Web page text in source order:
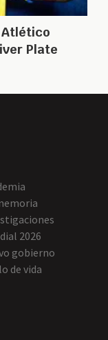
Atlético
Plate
2026
gobierno
de vida